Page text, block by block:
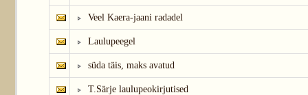
Veel Kaera-jaani radadel
Laulupeegel
süda täis, maks avatud
T.Särje laulupeokirjutised